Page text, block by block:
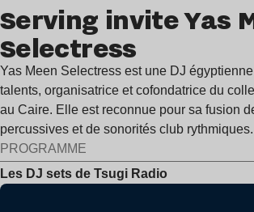
Serving invite Yas
Selectress
Yas Meen Selectress est une DJ
talents, organisatrice et cofondatrice du
au Caire. Elle est reconnue pour sa fusion
percussives et de sonorités club rythmiques.
PROGRAMME
Les DJ sets de Tsugi Radio